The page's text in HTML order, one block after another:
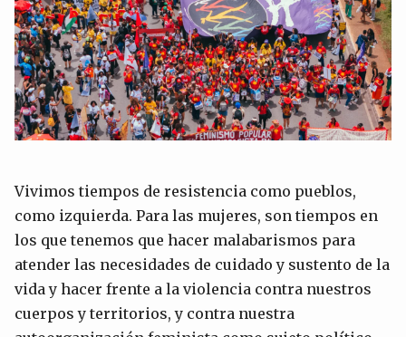
Vivimos tiempos de resistencia como pueblos,
como izquierda. Para las mujeres, son tiempos en
los que tenemos que hacer malabarismos para
atender las necesidades de cuidado y sustento de la
vida y hacer frente a la violencia contra nuestros
cuerpos y territorios, y contra nuestra